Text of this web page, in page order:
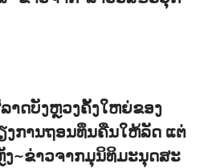
າດບັງຫຼວງຄັ້ງໃຫຍ່ຂອງ
ງການຖອນທຶນຄືນໃຫ້ລັດ ແຕ່
~ຂ່າວຈາກມຸນິທິມະນຸດສະ